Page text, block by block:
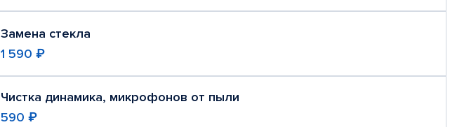
Замена стекла
1 590 ₽
Чистка динамика, микрофонов от пыли
590 ₽